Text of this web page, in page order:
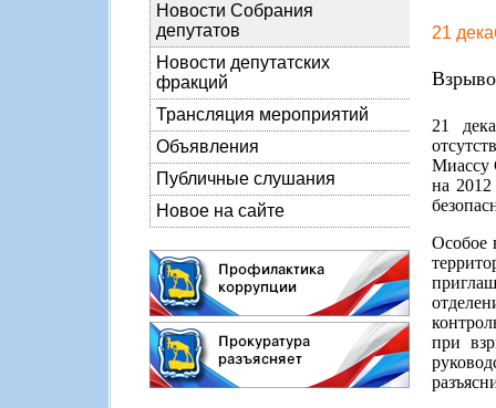
Новости Собрания
депутатов
Новости депутатских
фракций
Трансляция мероприятий
Объявления
Публичные слушания
Новое на сайте
21
21
Миассу
на
Особое
при